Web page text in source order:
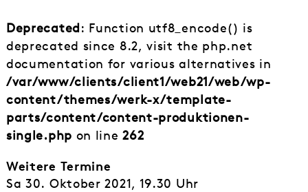
Deprecated: Function utf8_encode() is
deprecated since 8.2, visit the php.net
documentation for various alternatives in
/var/www/clients/client1/web21/web/wp-
content/themes/werk-x/template-
parts/content/content-produktionen-
single.php on line262
Weitere Termine
Sa 30. Oktober 2021, 19.30 Uhr